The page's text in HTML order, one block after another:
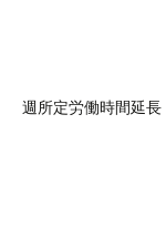
週所定労働時間延長